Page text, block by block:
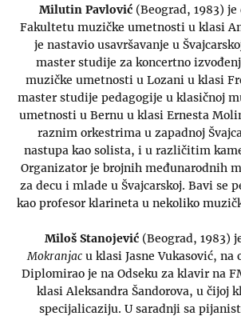
Milutin Pavlović (Beograd, 1983)
Fakultetu muzičke umetnosti u klasi
je nastavio usavršavanje u
master studije za koncertno
muzičke umetnosti u Lozani u klasi
master studije pedagogije u klasičnoj
umetnosti u Bernu u klasi Ernesta
raznim orkestrima u zapadnoj
nastupa kao solista, i u različitim
Organizator je brojnih međunarodnih
za decu i mlade u Švajcarskoj. Bavi se
kao profesor klarineta u nekoliko
Miloš Stanojević(Beograd, 1983)
Mokranjac u klasi Jasne Vukasović, na
Diplomirao je na Odseku za klavir na
klasi Aleksandra Šandorova, u čijoj
specijalicaziju. U saradnji sa